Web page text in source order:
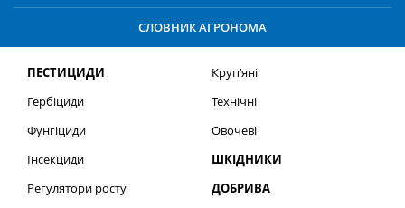
СЛОВНИК АГРОНОМА
ПЕСТИЦИДИ
Гербіциди
Фунгіциди
Інсекциди
Регулятори росту
Круп’яні
Технічні
Овочеві
ШКІДНИКИ
ДОБРИВА